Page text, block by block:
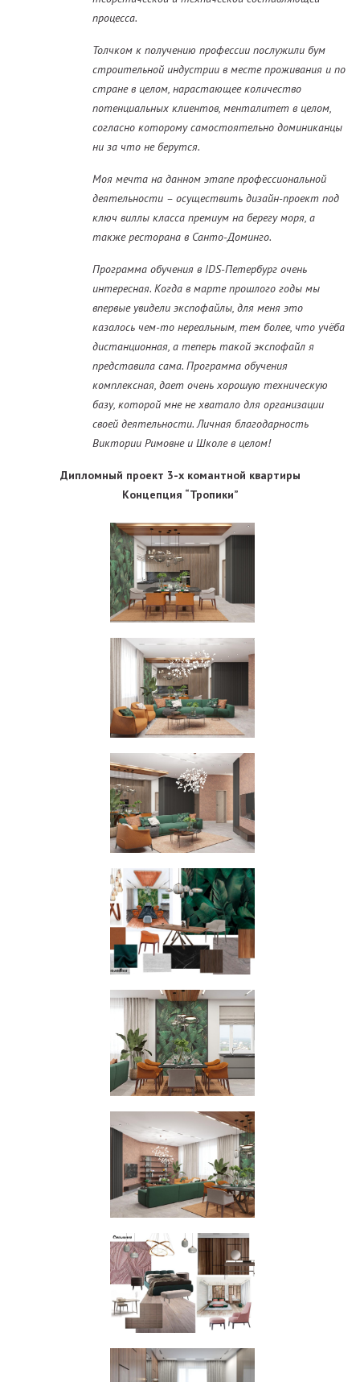
процесса.
Толчком к получению профессии послужили бум
строительной индустрии в месте проживания и по
стране в целом, нарастающее количество
потенциальных клиентов, менталитет в целом,
согласно которому самостоятельно доминиканцы
ни за что не берутся.
Моя мечта на данном этапе профессиональной
деятельности – осуществить дизайн-проект под
ключ виллы класса премиум на берегу моря, а
также ресторана в Санто-Доминго.
Программа обучения в IDS-Петербург очень
интересная. Когда в марте прошлого годы мы
впервые увидели экспофайлы, для меня это
казалось чем-то нереальным, тем более, что учёба
дистанционная, а теперь такой экспофайл я
представила сама. Программа обучения
комплексная, дает очень хорошую техническую
базу, которой мне не хватало для организации
своей деятельности. Личная благодарность
Виктории Римовне и Школе в целом!
Дипломный проект 3-х комантной квартиры
Концепция “Тропики”